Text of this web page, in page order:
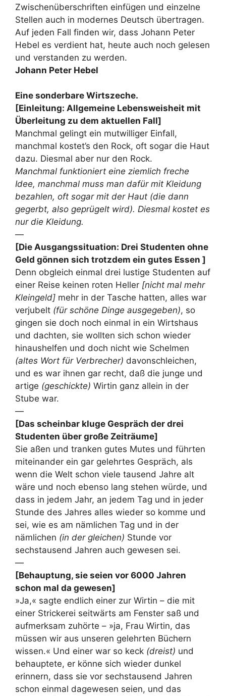
Zwischenüberschriften einfügen und einzelne
Stellen auch in modernes Deutsch übertragen.
Auf jeden Fall finden wir, dass Johann Peter
Hebel es verdient hat, heute auch noch gelesen
und verstanden zu werden.
Johann Peter Hebel
Eine sonderbare Wirtszeche.
[Einleitung: Allgemeine Lebensweisheit mit
Überleitung zu dem aktuellen Fall]
Manchmal gelingt ein mutwilliger Einfall,
manchmal kostet’s den Rock, oft sogar die Haut
dazu. Diesmal aber nur den Rock.
Manchmal funktioniert eine ziemlich freche
Idee, manchmal muss man dafür mit Kleidung
bezahlen, oft sogar mit der Haut (die dann
gegerbt, also geprügelt wird). Diesmal kostet es
nur die Kleidung.
—
[Die Ausgangssituation: Drei Studenten ohne
Geld gönnen sich trotzdem ein gutes Essen ]
Denn obgleich einmal drei lustige Studenten auf
einer Reise keinen roten Heller [nicht mal mehr
Kleingeld] mehr in der Tasche hatten, alles war
verjubelt (für schöne Dinge ausgegeben), so
gingen sie doch noch einmal in ein Wirtshaus
und dachten, sie wollten sich schon wieder
hinaushelfen und doch nicht wie Schelmen
(altes Wort für Verbrecher) davonschleichen,
und es war ihnen gar recht, daß die junge und
artige (geschickte) Wirtin ganz allein in der
Stube war.
—
[Das scheinbar kluge Gespräch der drei
Studenten über große Zeiträume]
Sie aßen und tranken gutes Mutes und führten
miteinander ein gar gelehrtes Gespräch, als
wenn die Welt schon viele tausend Jahre alt
wäre und noch ebenso lang stehen würde, und
dass in jedem Jahr, an jedem Tag und in jeder
Stunde des Jahres alles wieder so komme und
sei, wie es am nämlichen Tag und in der
nämlichen (in der gleichen) Stunde vor
sechstausend Jahren auch gewesen sei.
—
[Behauptung, sie seien vor 6000 Jahren
schon mal da gewesen]
»Ja,« sagte endlich einer zur Wirtin – die mit
einer Strickerei seitwärts am Fenster saß und
aufmerksam zuhörte – »ja, Frau Wirtin, das
müssen wir aus unseren gelehrten Büchern
wissen.« Und einer war so keck (dreist) und
behauptete, er könne sich wieder dunkel
erinnern, dass sie vor sechstausend Jahren
schon einmal dagewesen seien, und das